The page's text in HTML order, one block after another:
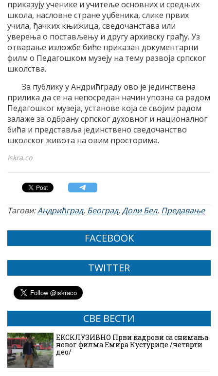
приказују ученике и учитеље основних и средњих
школа, насловне стране уџбеника, слике првих
учила, ђачких књижица, сведочанстава или
уверења о постављењу и другу архивску грађу. Уз
отварање изложбе биће приказан документарни
филм о Педагошком музеју на тему развоја српског
школства.
За публику у Андрићграду ово је јединствена
прилика да се на непосредан начин упозна са радом
Педагошког музеја, установе која се својим радом
залаже за одбрану српског духовног и националног
бића и представља јединствено сведочанство
школског живота на овим просторима.
Iskra.co
Тагови:Андрићград, Београд,Доли Бел, Предавање
FACEBOOK
TWITTER
СВЕ ВЕСТИ
ЕКСКЛУЗИВНО Први кадрови са снимања
новог филма Емира Кустурице /четврти
део/